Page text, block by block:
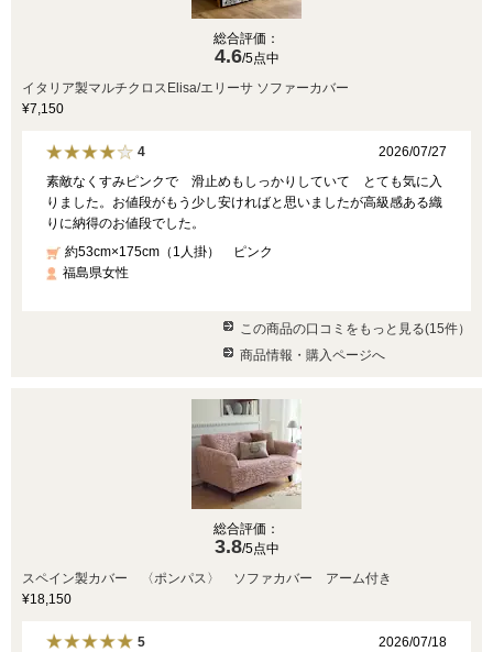
総合評価：
4.6/5点中
イタリア製マルチクロスElisa/エリーサ ソファーカバー
¥7,150
4
2026/07/27
素敵なくすみピンクで 滑止めもしっかりしていて とても気に入
りました。お値段がもう少し安ければと思いましたが高級感ある織
りに納得のお値段でした。
約53cm×175cm（1人掛） ピンク
福島県女性
この商品の口コミをもっと見る(15件）
商品情報・購入ページへ
総合評価：
3.8/5点中
スペイン製カバー 〈ポンパス〉 ソファカバー アーム付き
¥18,150
5
2026/07/18